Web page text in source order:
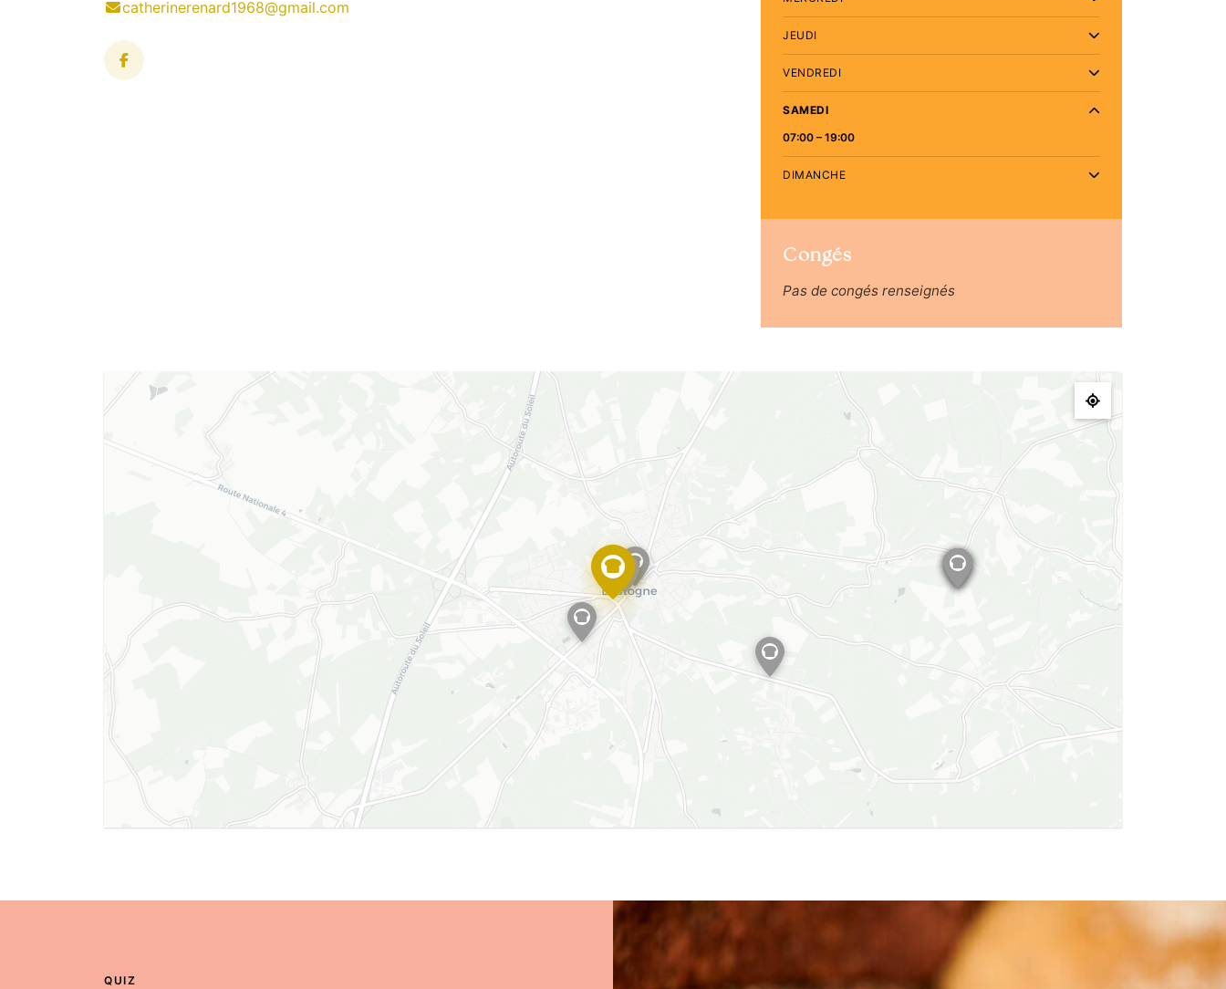
catherinerenard1968@gmail.com
JEUDI
VENDREDI
SAMEDI
07:00 – 19:00
DIMANCHE
Congés
Pas de congés renseignés
QUIZ